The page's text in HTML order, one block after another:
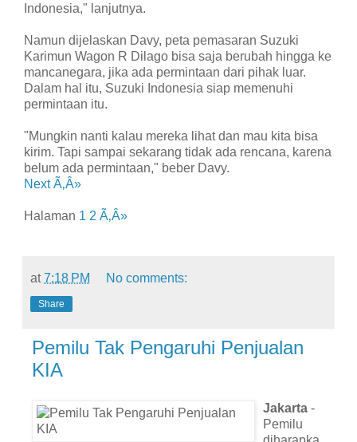
Indonesia," lanjutnya.
Namun dijelaskan Davy, peta pemasaran Suzuki
Karimun Wagon R Dilago bisa saja berubah hingga ke
mancanegara, jika ada permintaan dari pihak luar.
Dalam hal itu, Suzuki Indonesia siap memenuhi
permintaan itu.
"Mungkin nanti kalau mereka lihat dan mau kita bisa
kirim. Tapi sampai sekarang tidak ada rencana, karena
belum ada permintaan," beber Davy.
Next Ã‚Â»
Halaman 1 2 Ã‚Â»
at7:18 PM No comments:
Share
Pemilu Tak Pengaruhi Penjualan
KIA
Jakarta -
Pemilu